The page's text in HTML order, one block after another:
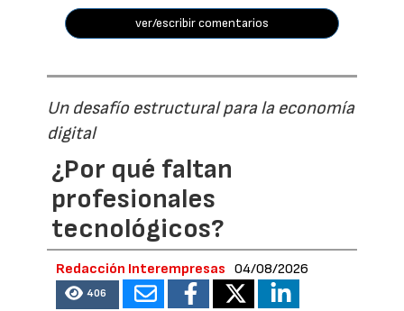
ver/escribir comentarios
Un desafío estructural para la economía
digital
¿Por qué faltan
profesionales
tecnológicos?
Redacción Interempresas 04/08/2026
406